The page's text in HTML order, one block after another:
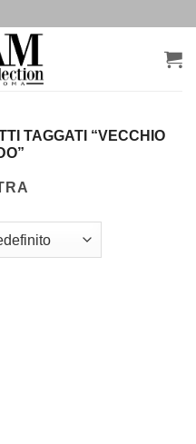
TAGGATI “VECCHIO